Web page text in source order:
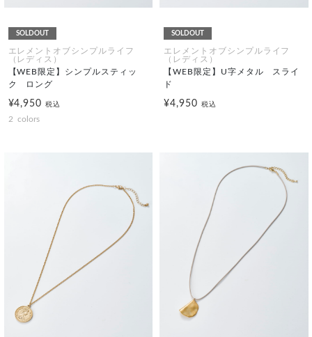
SOLDOUT
エレメントオブシンプルライフ
（レディス）
【WEB限定】シンプルスティッ
ク ロング
¥4,950税込
2 colors
SOLDOUT
エレメントオブシンプルライフ
（レディス）
【WEB限定】U字メタル スライ
ド
¥4,950 税込